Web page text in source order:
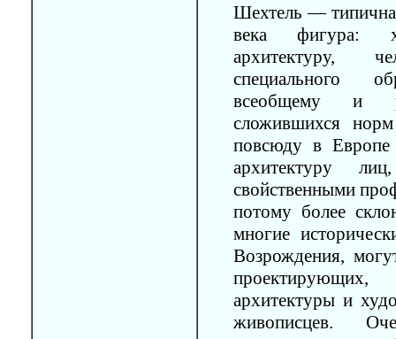
Шехтель —
века фигура:
архитектуру,
специального
всеобщему и
сложившихся
повсюду в
архитектуру
свойственными
потому более
многие
Возрождения,
архитектуры и
живописцев.